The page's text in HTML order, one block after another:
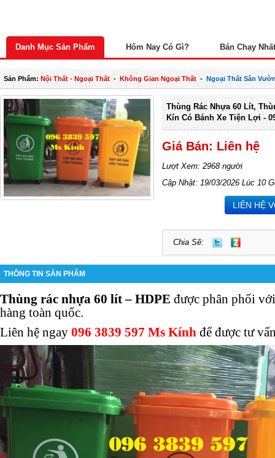
Danh Mục Sản Phẩm Hôm Nay Có Gì? Bán Chạy Nhất
Sản Phẩm:Nội Thất - Ngoại Thất-Không Gian Ngoại Thất-Ngoại Thất Sân
Thùng Rác Nhựa 60 Lít,
Kín Có Bánh Xe Tiện Lợi -
Giá Bán: Liên hệ
Lượt Xem: 2968 người
Cập Nhật: 19/03/2026 Lúc 10
LIÊN HỆ
Chia Sẽ:
THÔNG TIN SẢN PHẨM
Thùng rác nhựa 60 lít – HDPE được phân phối
hàng toàn quốc.
Liên hệ ngay 096 3839 597 Ms Kính để được tư